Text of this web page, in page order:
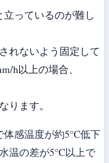
立っているのが難し
れないよう固定して
h以上の場合、
ります。
体感温度が約5°C低下
温の差が5°C以上で